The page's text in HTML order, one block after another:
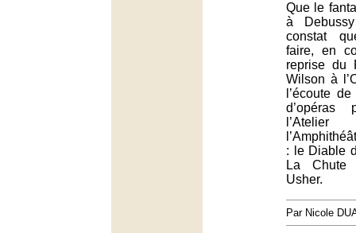
Que le
à
constat
faire, en
reprise du
Wilson à
l’écoute
d’opéras
: le Diable
La
Usher.
Par Nicole